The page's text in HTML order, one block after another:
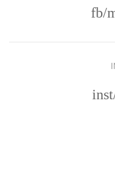
fb/